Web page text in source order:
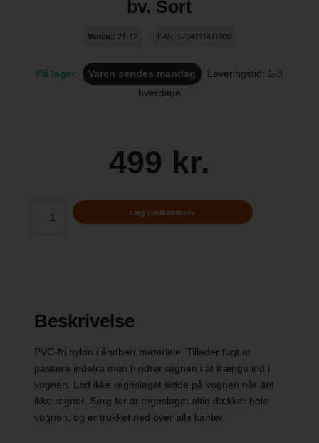
bv. Sort
Varenr.: 21-12 EAN: 5704211411000
På lager Varen sendes mandag
Leveringstid: 1-3
hverdage
499 kr.
Beskrivelse
PVC-fri nylon i åndbart materiale. Tillader fugt at
passere indefra men hindrer regnen i at trænge ind i
vognen. Lad ikke regnslaget sidde på vognen når det
ikke regner. Sørg for at regnslaget altid dækker hele
vognen, og er trukket ned over alle kanter.